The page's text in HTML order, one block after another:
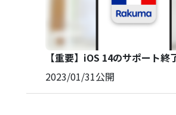
【重要】iOS 14のサポート終
2023/01/31公開